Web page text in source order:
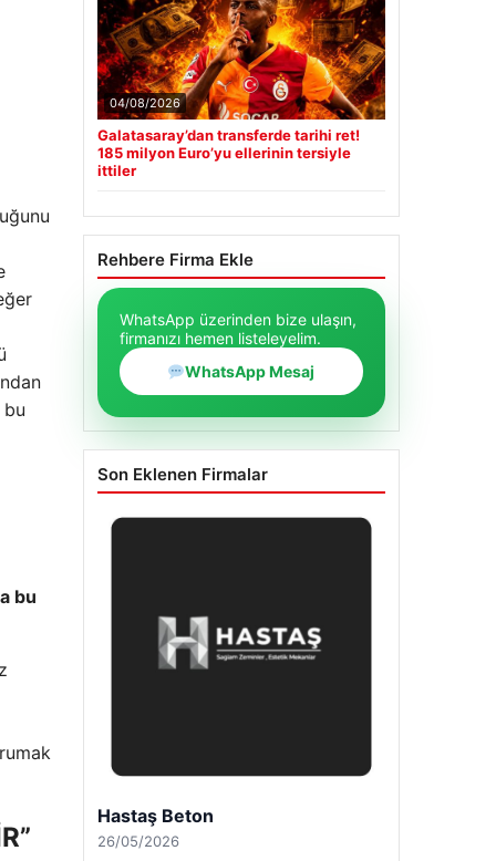
bu
04/08/2026
Galatasaray’dan transferde tarihi ret!
185 milyon Euro’yu ellerinin tersiyle
ittiler
Rehbere Firma Ekle
WhatsApp üzerinden bize ulaşın,
firmanızı hemen listeleyelim.
WhatsApp Mesaj
Son Eklenen Firmalar
Enes Kaplan Avukatlık Bürosu
28/04/2026